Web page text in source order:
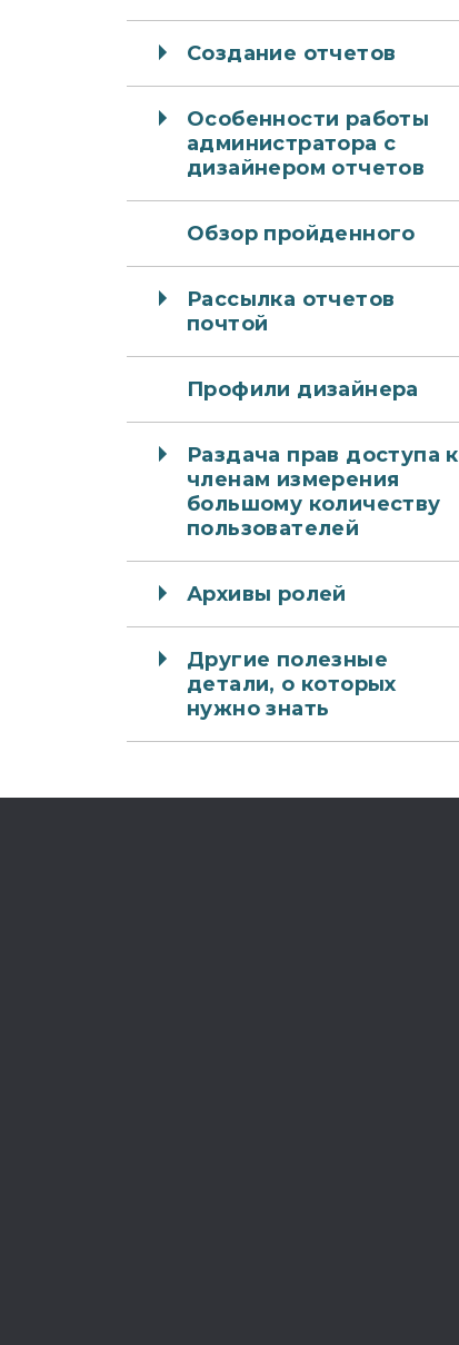
Создание отчетов
Особенности работы
администратора с
дизайнером отчетов
Обзор пройденного
Рассылка отчетов
почтой
Профили дизайнера
Раздача прав доступа к
членам измерения
большому количеству
пользователей
Архивы ролей
Другие полезные
детали, о которых
нужно знать